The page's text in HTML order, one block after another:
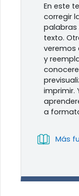
En este
corregir
palabras
texto.
veremos
y
imprimir.
a
Más